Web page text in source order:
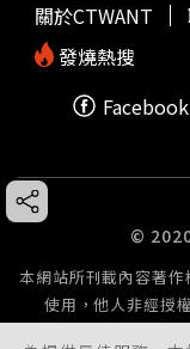
關於CTWANT
發燒熱搜
Facebook
©
本網站所刊載內容著
使用，他人非經授